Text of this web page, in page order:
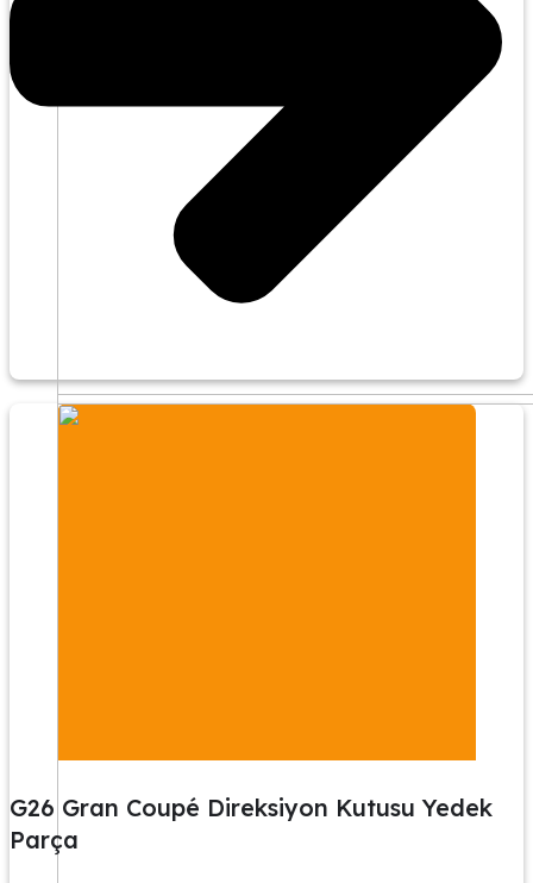
G26 Gran Coupé Direksiyon Kutusu Yedek
Parça